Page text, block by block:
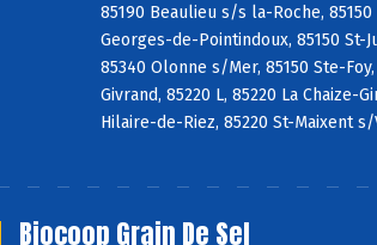
85190 Beaulieu s/s la-Roche,
Georges-de-Pointindoux, 85150 St-
85340 Olonne s/Mer, 85150 Ste-
Givrand, 85220 L, 85220 La
Hilaire-de-Riez, 85220 St-Maixent s/
Biocoop Grain De Sel